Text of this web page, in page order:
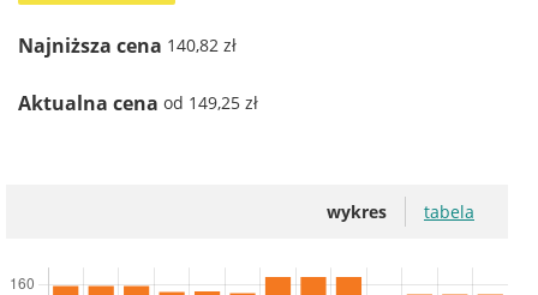
Najniższa cena 140,82 zł
Aktualna cena od 149,25 zł
wykres tabela